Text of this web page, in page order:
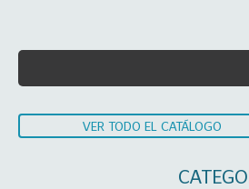
VER TODO EL CATÁLOGO